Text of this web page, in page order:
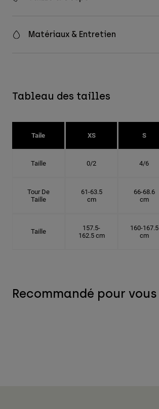
Matériaux & Entretien
Tableau des tailles
Taile XS S
Taille 0/2 4/6
Tour De
Taille
61-63.5
cm
66-68.6
cm
Taille
157.5-
162.5 cm
160-167.5
cm
Recommandé pour vous